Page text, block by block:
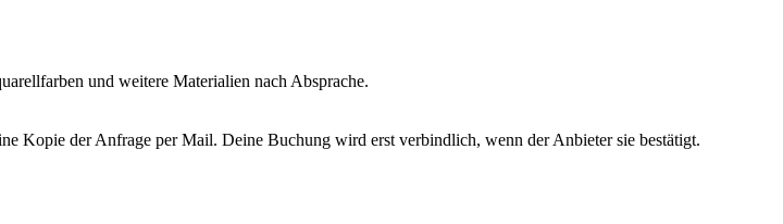
und weitere Materialien nach Absprache.
Kopie der Anfrage per Mail. Deine Buchung wird erst verbindlich, wenn der Anbieter sie bestätigt.